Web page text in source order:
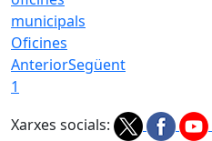
Oficines
AnteriorSegüent
1
Xarxes socials: